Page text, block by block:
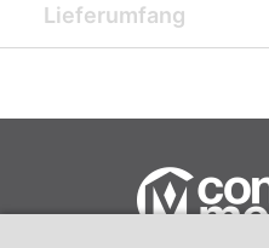
Lieferumfang